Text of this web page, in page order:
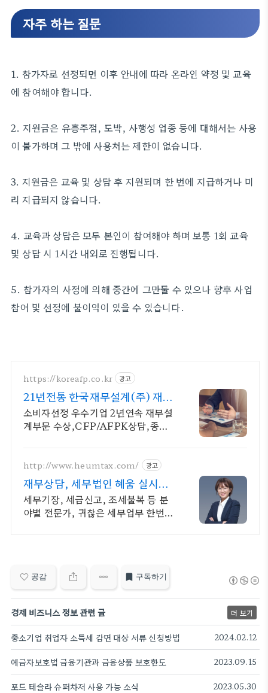
자주 하는 질문
1. 참가자로 선정되면 이후 안내에 따라 온라인 약정 및 교육
에 참여해야 합니다.
2. 지원금은 유흥주점, 도박, 사행성 업종 등에 대해서는 사용
이 불가하며 그 밖에 사용처는 제한이 없습니다.
3. 지원금은 교육 및 상담 후 지원되며 한 번에 지급하거나 미
리 지급되지 않습니다.
4. 교육과 상담은 모두 본인이 참여해야 하며 보통 1회 교육
및 상담 시 1시간 내외로 진행됩니다.
5. 참가자의 사정에 의해 중간에 그만둘 수 있으나 향후 사업
참여 및 선정에 불이익이 있을 수 있습니다.
https://koreafp.co.kr 광고
21년전통 한국재무설계(주) 재무
설계 자격 전문가 상담
소비자선정 우수기업 2년연속 재무설
계부문 수상,CFP/AFPK상담,종합
http://www.heumtax.com/ 광고
재무상담, 세무법인 혜움 실시간
카톡 상담 지원
세무기장, 세금신고, 조세불복 등 분
야별 전문가, 귀찮은 세무업무 한번에
공감 구독하기
경제 비즈니스 정보 관련 글 더 보기
중소기업 취업자 소득세 감면 대상 서류 신청방법 2024.02.12
예금자보호법 금융기관과 금융상품 보호한도 2023.09.15
포드 테슬라 슈퍼차저 사용 가능 소식 2023.05.30